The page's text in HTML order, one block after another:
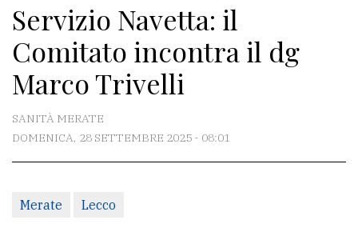
Associazioni
Meteo
CONTATTI
Scrivici
Servizio Navetta: il
Comitato incontra il dg
Marco Trivelli
SANITÀ MERATE
DOMENICA, 28 SETTEMBRE 2025 - 08:01
Merate Lecco